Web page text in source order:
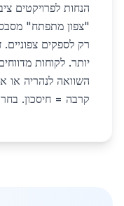
רק לספקים צפוניים.
השוואה לנהריה או
קרבה = חיסכון.